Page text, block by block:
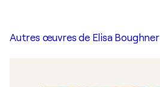
Autres œuvres de Elisa Boughner